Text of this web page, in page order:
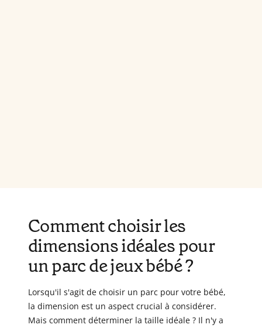
Comment choisir les
dimensions idéales pour
un parc de jeux bébé ?
Lorsqu'il s'agit de choisir un parc pour votre bébé,
la dimension est un aspect crucial à considérer.
Mais comment déterminer la taille idéale ? Il n'y a